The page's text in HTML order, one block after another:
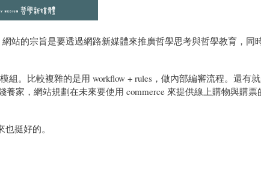
站的宗旨是要透過網路新媒體來推廣哲學思考與哲學教育，同
。比較複雜的是用 workflow + rules，做內部編審流程。還有
家，網站規劃在未來要使用 commerce 來提供線上購物與購票
挺好的。